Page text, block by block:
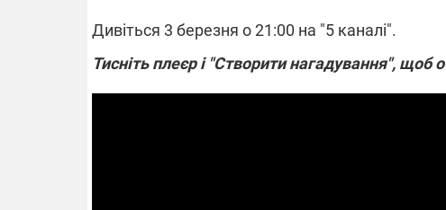
Дивіться 3 березня о 21:00 на "5 каналі".
Тисніть плеєр і "Створити нагадування",
"Машинерію війни"
виграй легендарний
Dodge Challenger
14.11.2025 17:15